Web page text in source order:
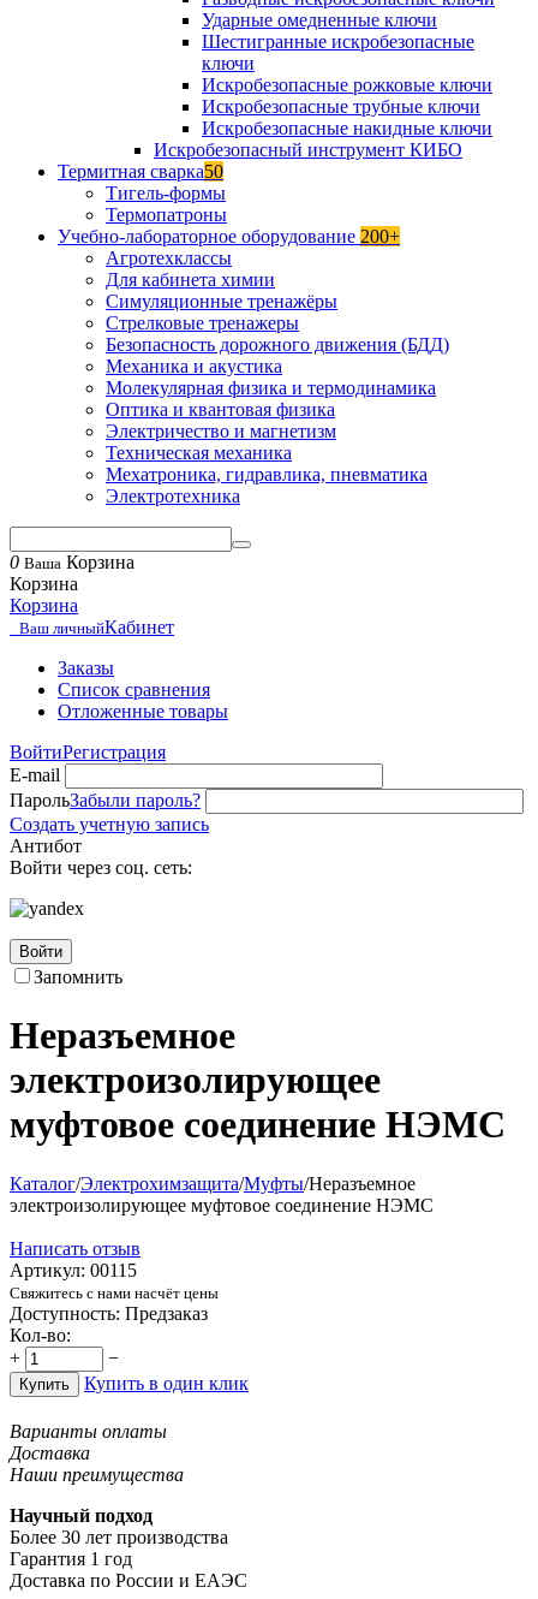
Ударные омедненные ключи
Шестигранные искробезопасные
ключи
Искробезопасные рожковые ключи
Искробезопасные трубные ключи
Искробезопасные накидные ключи
Искробезопасный инструмент КИБО
Термитная сварка50
Тигель-формы
Термопатроны
Учебно-лабораторное оборудование 200+
Агротехклассы
Для кабинета химии
Симуляционные тренажёры
Стрелковые тренажеры
Безопасность дорожного движения (БДД)
Механика и акустика
Молекулярная физика и термодинамика
Оптика и квантовая физика
Электричество и магнетизм
Техническая механика
Мехатроника, гидравлика, пневматика
Электротехника
0 Ваша Корзина
Корзина
Корзина
Ваш личныйКабинет
Заказы
Список сравнения
Отложенные товары
ВойтиРегистрация
E-mail
ПарольЗабыли пароль?
Создать учетную запись
Антибот
Войти через соц. сеть:
Войти
Запомнить
Неразъемное
электроизолирующее
муфтовое соединение НЭМС
Каталог/Электрохимзащита/Муфты/Неразъемное
электроизолирующее муфтовое соединение НЭМС
Написать отзыв
Артикул: 00115
Свяжитесь с нами насчёт цены
Доступность: Предзаказ
Кол-во:
+
−
Купить Купить в один клик
Варианты оплаты
Доставка
Наши преимущества
Научный подход
Более 30 лет производства
Гарантия 1 год
Доставка по России и ЕАЭС